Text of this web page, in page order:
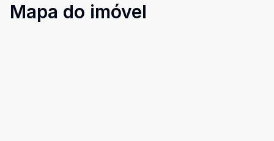
Mapa do imóvel